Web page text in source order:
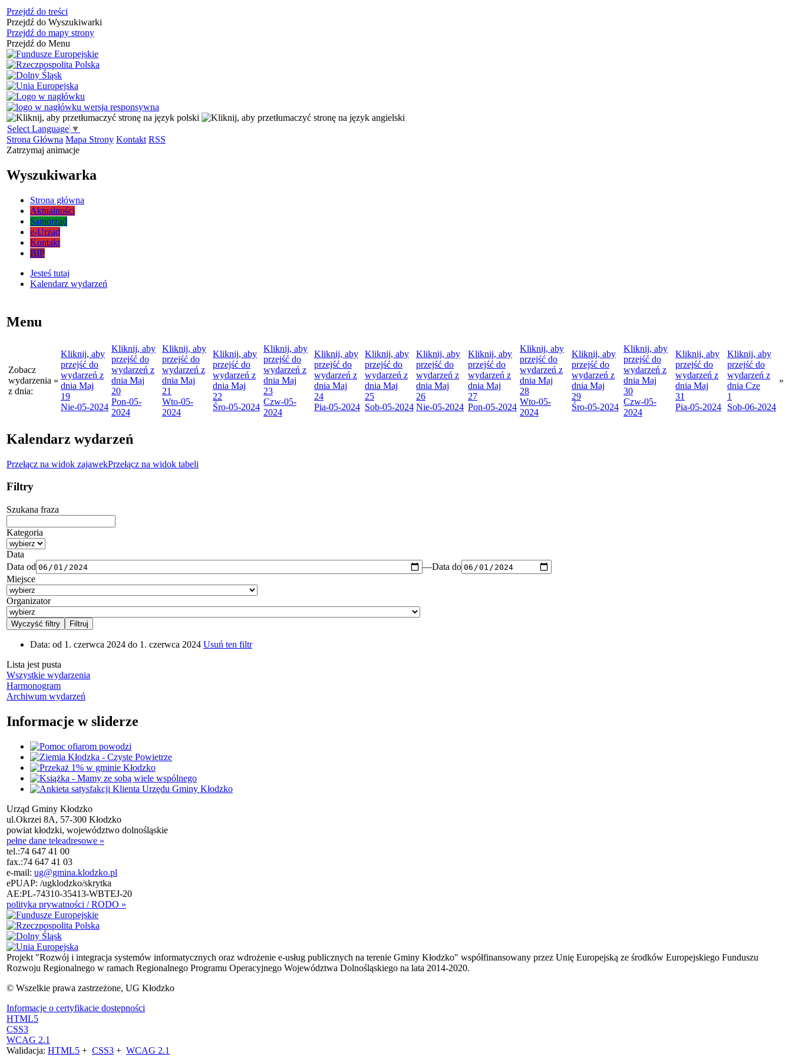
Przejdź do treści
Przejdź do Wyszukiwarki
Przejdź do mapy strony
Przejdź do Menu
Select Language ▼
Strona Główna Mapa Strony Kontakt RSS
Zatrzymaj animacje
Wyszukiwarka
Strona główna
Aktualności
Samorząd
e-Urząd
Kontakt
BIP
Jesteś tutaj
Kalendarz wydarzeń
Menu
Zobacz
wydarzenia
z dnia:
«
Kliknij, aby
przejść do
wydarzeń z
dnia Maj
19
Nie-05-2024
Kliknij, aby
przejść do
wydarzeń z
dnia Maj
20
Pon-05-
2024
Kliknij, aby
przejść do
wydarzeń z
dnia Maj
21
Wto-05-
2024
Kliknij, aby
przejść do
wydarzeń z
dnia Maj
22
Śro-05-2024
Kliknij, aby
przejść do
wydarzeń z
dnia Maj
23
Czw-05-
2024
Kliknij, aby
przejść do
wydarzeń z
dnia Maj
24
Pią-05-2024
Kliknij, aby
przejść do
wydarzeń z
dnia Maj
25
Sob-05-2024
Kliknij, aby
przejść do
wydarzeń z
dnia Maj
26
Nie-05-2024
Kliknij, aby
przejść do
wydarzeń z
dnia Maj
27
Pon-05-2024
Kliknij, aby
przejść do
wydarzeń z
dnia Maj
28
Wto-05-
2024
Kliknij, aby
przejść do
wydarzeń z
dnia Maj
29
Śro-05-2024
Kliknij, aby
przejść do
wydarzeń z
dnia Maj
30
Czw-05-
2024
Kliknij, aby
przejść do
wydarzeń z
dnia Maj
31
Pią-05-2024
Kliknij, aby
przejść do
wydarzeń z
dnia Cze
1
Sob-06-2024
»
Kalendarz wydarzeń
Przełącz na widok zajawekPrzełącz na widok tabeli
Filtry
Szukana fraza
Kategoria
Data
Data od
—Data do
Miejsce
Organizator
Data: od 1. czerwca 2024 do 1. czerwca 2024 Usuń ten filtr
Lista jest pusta
Wszystkie wydarzenia
Harmonogram
Archiwum wydarzeń
Informacje w sliderze
Urząd Gminy Kłodzko
ul.Okrzei 8A, 57-300 Kłodzko
powiat kłodzki, województwo dolnośląskie
pełne dane teleadresowe »
tel.:74 647 41 00
fax.:74 647 41 03
e-mail: ug@gmina.klodzko.pl
ePUAP: /ugklodzko/skrytka
AE:PL-74310-35413-WBTEJ-20
polityka prywatności / RODO »
Projekt "Rozwój i integracja systemów informatycznych oraz wdrożenie e-usług publicznych na terenie Gminy Kłodzko" współfinansowany przez Unię Europejską ze środków Europejskiego Funduszu
Rozwoju Regionalnego w ramach Regionalnego Programu Operacyjnego Województwa Dolnośląskiego na lata 2014-2020.
© Wszelkie prawa zastrzeżone, UG Kłodzko
Informacje o certyfikacie dostępności
HTML5
CSS3
WCAG 2.1
Walidacja: HTML5 + CSS3 + WCAG 2.1